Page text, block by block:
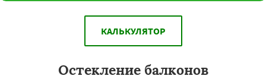
КАЛЬКУЛЯТОР
Остекление балконов